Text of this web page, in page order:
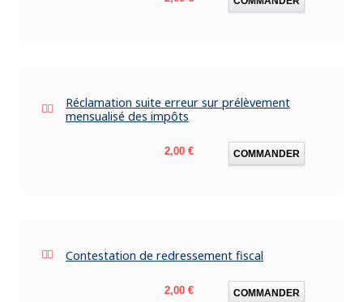
Réclamation suite erreur sur prélèvement
mensualisé des impôts
Prix
2,00 € COMMANDER
Contestation de redressement fiscal
Prix
2,00 € COMMANDER